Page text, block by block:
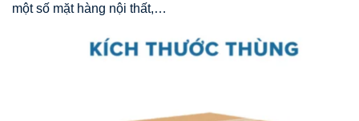
một số mặt hàng nội thất,…